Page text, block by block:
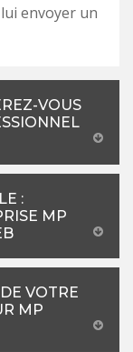
envoyer un
VOUS
:
MP
VOTRE
MP